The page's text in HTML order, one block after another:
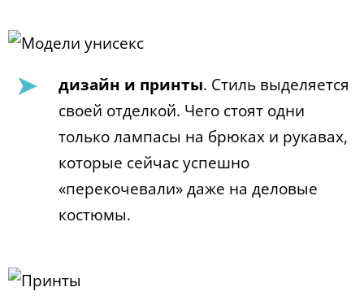
дизайн и принты. Cтиль выделяется
своей отделкой. Чего стоят одни
только лампасы на брюках и рукавах,
которые сейчас успешно
«перекочевали» даже на деловые
костюмы.